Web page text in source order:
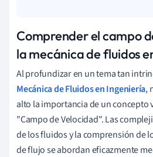
Comprender el campo
la mecánica de fluidos
Al profundizar en un tema tan
Mecánica de Fluidos en Ingeniería,
alto la importancia de un concepto
"Campo de Velocidad". Las
de los fluidos y la comprensión de
de flujo se abordan eficazmente